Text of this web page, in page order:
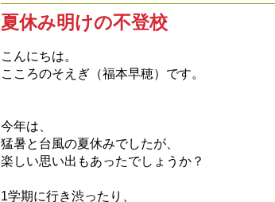
夏休み明けの不登校
こんにちは。
こころのそえぎ（福本早穂）です。
今年は、
猛暑と台風の夏休みでしたが、
楽しい思い出もあったでしょうか？
1学期に行き渋ったり、